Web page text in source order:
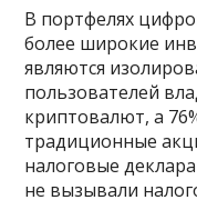
В портфелях
более широкие
являются
пользователей
криптовалют, а
традиционные
налоговые
не вызывали